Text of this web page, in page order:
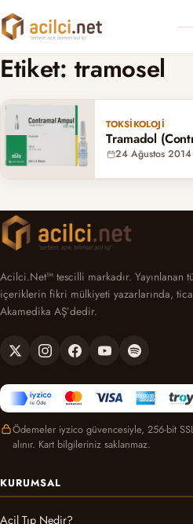
Etiket: tramosel
TOKSIKOLOJI
Tramadol
24 Ağustos 2014·
Acilci.Net™ tescilli markadır. Yayınlanan
içeriklerin fikri mülkiyeti yazarlarında,
Akamedika AŞ’dedir.
Ödemeler iyzico güvencesiyle, 256-bit
alınır. Kart bilgileriniz saklanmaz.
KURUMSAL
Acil Tıp Nedir?